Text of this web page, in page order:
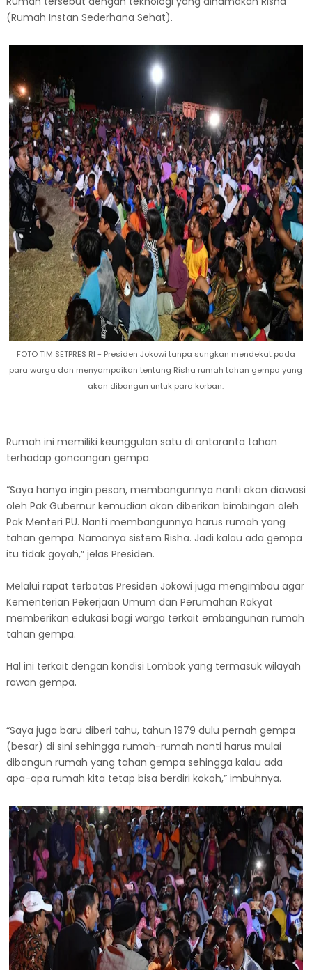
(Rumah Instan Sederhana Sehat).
FOTO TIM SETPRES RI - Presiden Jokowi tanpa sungkan mendekat pada
para warga dan menyampaikan tentang Risha rumah tahan gempa yang
akan dibangun untuk para korban.
Rumah ini memiliki keunggulan satu di antaranta tahan
terhadap goncangan gempa.
“Saya hanya ingin pesan, membangunnya nanti akan diawasi
oleh Pak Gubernur kemudian akan diberikan bimbingan oleh
Pak Menteri PU. Nanti membangunnya harus rumah yang
tahan gempa. Namanya sistem Risha. Jadi kalau ada gempa
itu tidak goyah,” jelas Presiden.
Melalui rapat terbatas Presiden Jokowi juga mengimbau agar
Kementerian Pekerjaan Umum dan Perumahan Rakyat
memberikan edukasi bagi warga terkait embangunan rumah
tahan gempa.
Hal ini terkait dengan kondisi Lombok yang termasuk wilayah
rawan gempa.
“Saya juga baru diberi tahu, tahun 1979 dulu pernah gempa
(besar) di sini sehingga rumah-rumah nanti harus mulai
dibangun rumah yang tahan gempa sehingga kalau ada
apa-apa rumah kita tetap bisa berdiri kokoh,” imbuhnya.